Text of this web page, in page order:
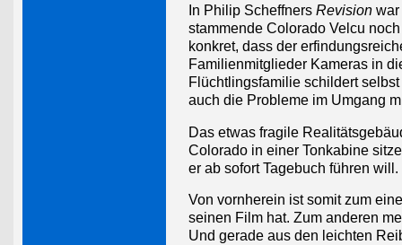
In Philip Scheffners Revision war
stammende Colorado Velcu
konkret, dass der
Familienmitglieder Kameras in
Flüchtlingsfamilie schildert
auch die Probleme im Umgang
Das etwas fragile
Colorado in einer Tonkabine
er ab sofort Tagebuch führen
Von vornherein ist somit zum
seinen Film hat. Zum anderen
Und gerade aus den leichten